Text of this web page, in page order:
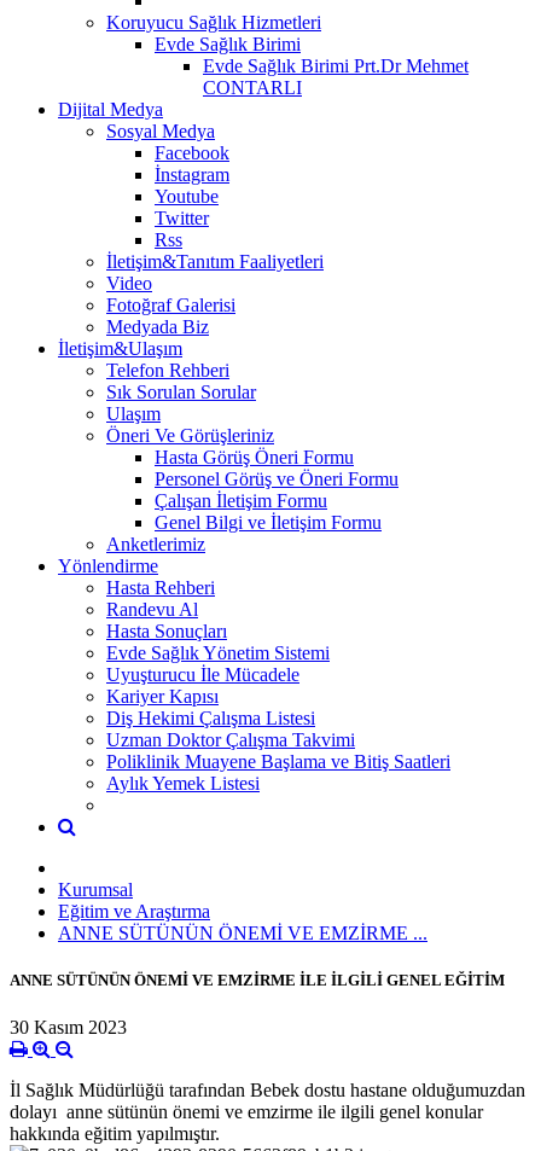
Koruyucu Sağlık Hizmetleri
Evde Sağlık Birimi
Evde Sağlık Birimi Prt.Dr Mehmet
CONTARLI
Dijital Medya
Sosyal Medya
Facebook
İnstagram
Youtube
Twitter
Rss
İletişim&Tanıtım Faaliyetleri
Video
Fotoğraf Galerisi
Medyada Biz
İletişim&Ulaşım
Telefon Rehberi
Sık Sorulan Sorular
Ulaşım
Öneri Ve Görüşleriniz
Hasta Görüş Öneri Formu
Personel Görüş ve Öneri Formu
Çalışan İletişim Formu
Genel Bilgi ve İletişim Formu
Anketlerimiz
Yönlendirme
Hasta Rehberi
Randevu Al
Hasta Sonuçları
Evde Sağlık Yönetim Sistemi
Uyuşturucu İle Mücadele
Kariyer Kapısı
Diş Hekimi Çalışma Listesi
Uzman Doktor Çalışma Takvimi
Poliklinik Muayene Başlama ve Bitiş Saatleri
Aylık Yemek Listesi
Kurumsal
Eğitim ve Araştırma
ANNE SÜTÜNÜN ÖNEMİ VE EMZİRME ...
ANNE SÜTÜNÜN ÖNEMİ VE EMZİRME İLE İLGİLİ GENEL EĞİTİM
30 Kasım 2023
İl Sağlık Müdürlüğü tarafından Bebek dostu hastane olduğumuzdan
dolayı anne sütünün önemi ve emzirme ile ilgili genel konular
hakkında eğitim yapılmıştır.